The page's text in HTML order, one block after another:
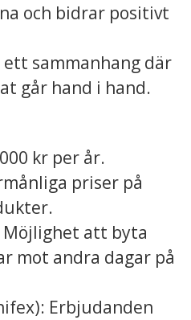
och bidrar positivt
sammanhang där
går hand i hand.
kr per år.
priser på
Möjlighet att byta
mot andra dagar på
Erbjudanden